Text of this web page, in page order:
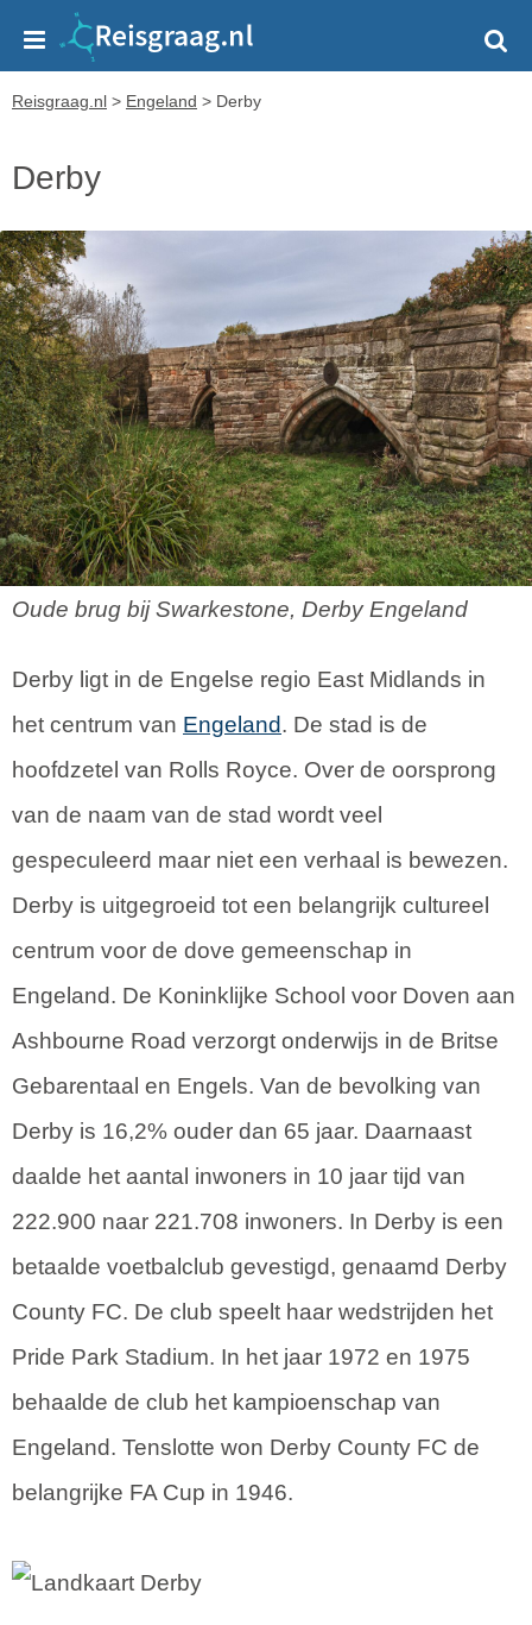
Reisgraag.nl > Engeland > Derby
Derby
Oude brug bij Swarkestone, Derby Engeland
Derby ligt in de Engelse regio East Midlands in
het centrum van Engeland. De stad is de
hoofdzetel van Rolls Royce. Over de oorsprong
van de naam van de stad wordt veel
gespeculeerd maar niet een verhaal is bewezen.
Derby is uitgegroeid tot een belangrijk cultureel
centrum voor de dove gemeenschap in
Engeland. De Koninklijke School voor Doven aan
Ashbourne Road verzorgt onderwijs in de Britse
Gebarentaal en Engels. Van de bevolking van
Derby is 16,2% ouder dan 65 jaar. Daarnaast
daalde het aantal inwoners in 10 jaar tijd van
222.900 naar 221.708 inwoners. In Derby is een
betaalde voetbalclub gevestigd, genaamd Derby
County FC. De club speelt haar wedstrijden het
Pride Park Stadium. In het jaar 1972 en 1975
behaalde de club het kampioenschap van
Engeland. Tenslotte won Derby County FC de
belangrijke FA Cup in 1946.